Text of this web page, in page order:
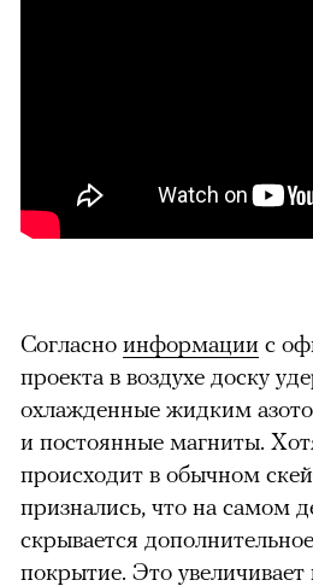
Согласно информации с
проекта в воздухе доску
охлажденные жидким
и постоянные магниты.
происходит в обычном
признались, что на самом
скрывается
покрытие. Это увеличивает